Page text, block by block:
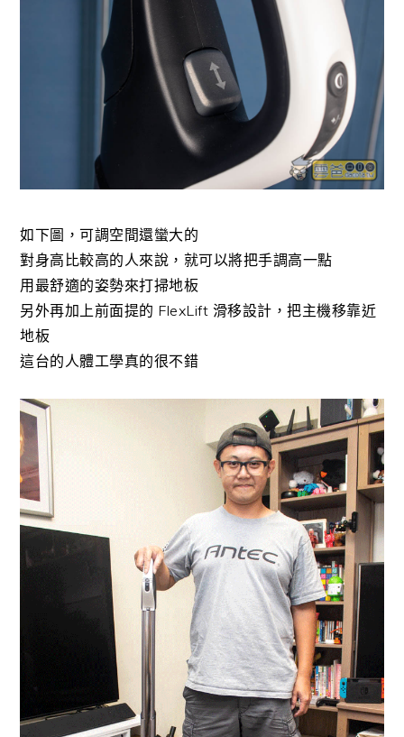
如下圖，可調空間還蠻大的
對身高比較高的人來說，就可以將把手調高一點
用最舒適的姿勢來打掃地板
另外再加上前面提的 FlexLift 滑移設計，把主機移靠近
地板
這台的人體工學真的很不錯